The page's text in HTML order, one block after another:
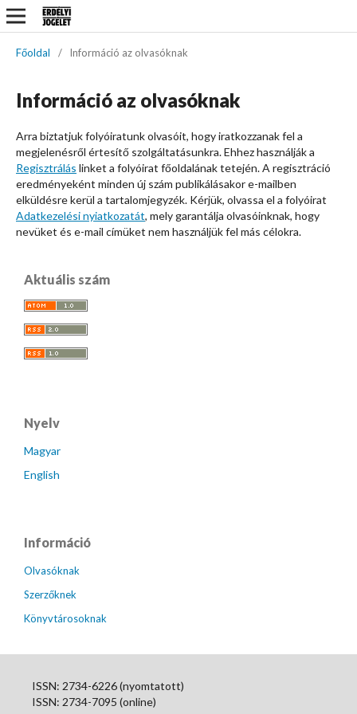
Főoldal / Információ az olvasóknak
Információ az olvasóknak
Arra biztatjuk folyóiratunk olvasóit, hogy iratkozzanak fel a
megjelenésről értesítő szolgáltatásunkra. Ehhez használják a
Regisztrálás linket a folyóirat főoldalának tetején. A regisztráció
eredményeként minden új szám publikálásakor e-mailben
elküldésre kerül a tartalomjegyzék. Kérjük, olvassa el a folyóirat
Adatkezelési nyiatkozatát, mely garantálja olvasóinknak, hogy
nevüket és e-mail címüket nem használjük fel más célokra.
Aktuális szám
Nyelv
Magyar
English
Információ
Olvasóknak
Szerzőknek
Könyvtárosoknak
ISSN: 2734-6226 (nyomtatott)
ISSN: 2734-7095 (online)